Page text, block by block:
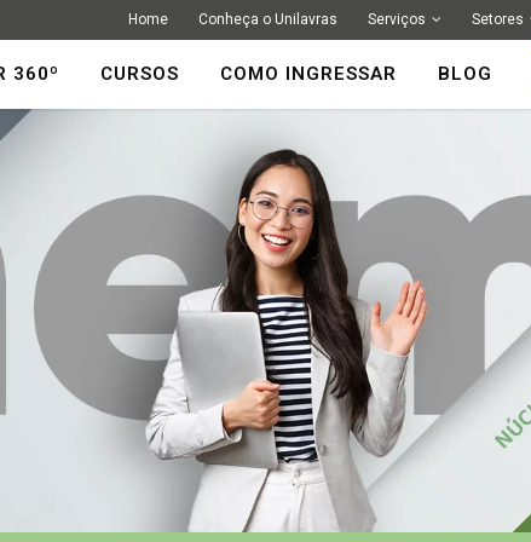
Home Conheça o Unilavras Serviços Setores
360º CURSOS COMO INGRESSAR BLOG